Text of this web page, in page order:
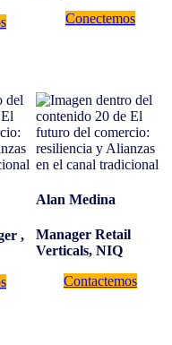
,
Conectemos
Alan Medina
Manager Retail
Verticals, NIQ
Contactemos